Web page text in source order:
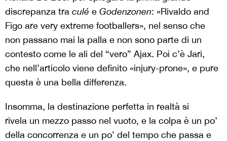
discrepanza tra culé e Godenzonen: «Rivaldo and
Figo are very extreme footballers», nel senso che
non passano mai la palla e non sono parte di un
contesto come le ali del “vero” Ajax. Poi c’è Jari,
che nell’articolo viene definito «injury-prone», e pure
questa è una bella differenza.
Insomma, la destinazione perfetta in realtà si
rivela un mezzo passo nel vuoto, e la colpa è un po’
della concorrenza e un po’ del tempo che passa e